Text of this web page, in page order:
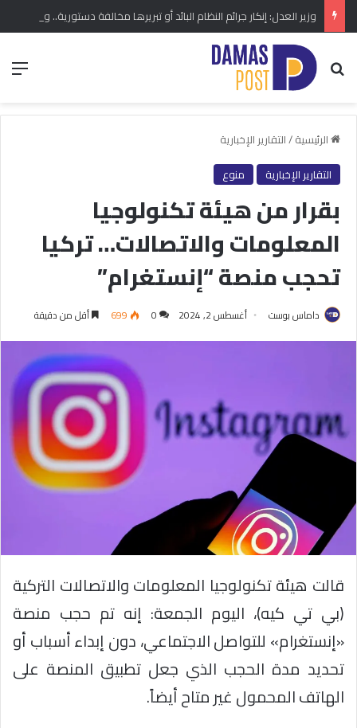
بحث عن
الرئيسية/التقارير الإخبارية
التقارير الإخبارية
منوع
بقرار من هيئة تكنولوجيا
المعلومات والاتصالات… تركيا
تحجب منصة “إنستغرام”
داماس بوست أغسطس 2, 2024 0
699 أقل من دقيقة
قالت هيئة تكنولوجيا المعلومات والاتصالات التركية
(بي تي كيه)، اليوم الجمعة: إنه تم حجب منصة
«إنستغرام» للتواصل الاجتماعي، دون إبداء أسباب أو
تحديد مدة الحجب الذي جعل تطبيق المنصة على
الهاتف المحمول غير متاح أيضاً.